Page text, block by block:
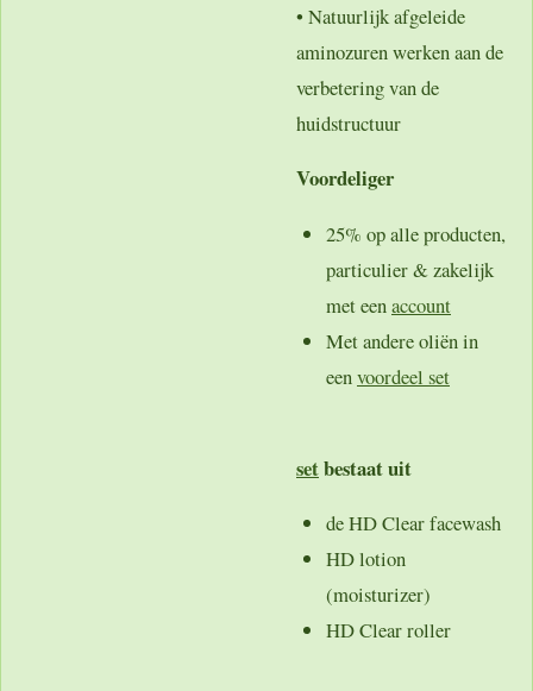
• Natuurlijk afgeleide
aminozuren werken aan de
verbetering van de
huidstructuur
Voordeliger
25% op alle producten,
particulier & zakelijk
met eenaccount
Met andere oliën in
eenvoordeel set
setbestaat uit
de HD Clear facewash
HD lotion
(moisturizer)
HD Clear roller